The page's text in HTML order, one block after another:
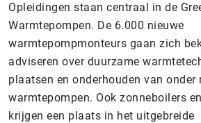
Opleidingen staan centraal in de
Warmtepompen. De 6.000 nieuwe
warmtepompmonteurs gaan zich
adviseren over duurzame
plaatsen en onderhouden van onder
warmtepompen. Ook zonneboilers
krijgen een plaats in het uitgebreide